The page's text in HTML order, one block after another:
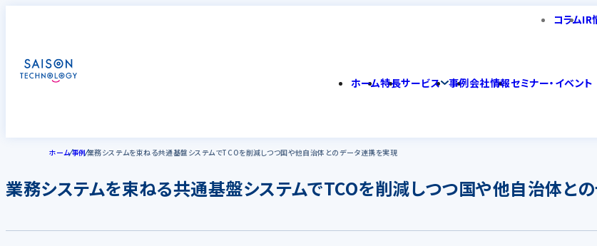
コラムIR
ホーム特長サービス 事例会社情報セミナー・イベント
ホーム事例業務システムを束ねる共通基盤システムでTCOを削減しつつ国や他自治体とのデータ連携を実現
業務システムを束ねる共通基盤システムでTCOを削減しつつ国や他自治体と